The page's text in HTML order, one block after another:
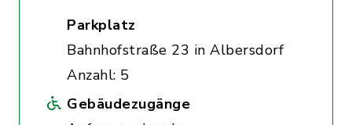
Parkplatz
Bahnhofstraße 23 in Albersdorf
Anzahl: 5
Gebäudezugänge